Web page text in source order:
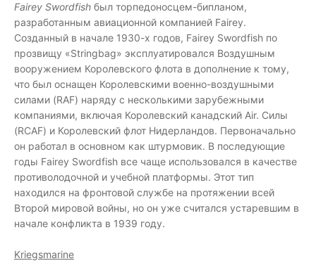
Fairey Swordfish был торпедоносцем-бипланом,
разработанным авиационной компанией Fairey.
Созданный в начале 1930-х годов, Fairey Swordfish по
прозвищу «Stringbag» эксплуатировался Воздушным
вооружением Королевского флота в дополнение к тому,
что был оснащен Королевскими военно-воздушными
силами (RAF) наряду с несколькими зарубежными
компаниями, включая Королевский канадский Air. Силы
(RCAF) и Королевский флот Нидерландов. Первоначально
он работал в основном как штурмовик. В последующие
годы Fairey Swordfish все чаще использовался в качестве
противолодочной и учебной платформы. Этот тип
находился на фронтовой службе на протяжении всей
Второй мировой войны, но он уже считался устаревшим в
начале конфликта в 1939 году.
Kriegsmarine